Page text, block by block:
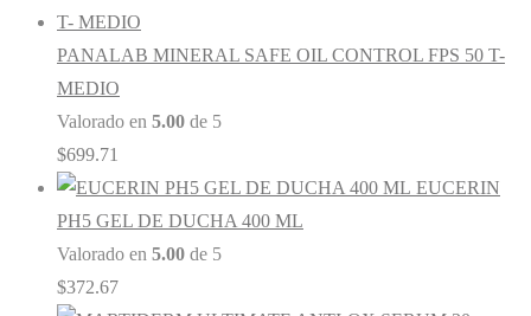
PANALAB MINERAL SAFE OIL CONTROL FPS 50 T-
MEDIO
Valorado en 5.00 de 5
$699.71
EUCERIN
PH5 GEL DE DUCHA 400 ML
Valorado en 5.00 de 5
$372.67